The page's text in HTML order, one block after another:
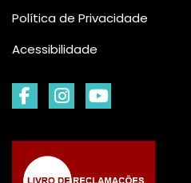
Política de Privacidade
Acessibilidade